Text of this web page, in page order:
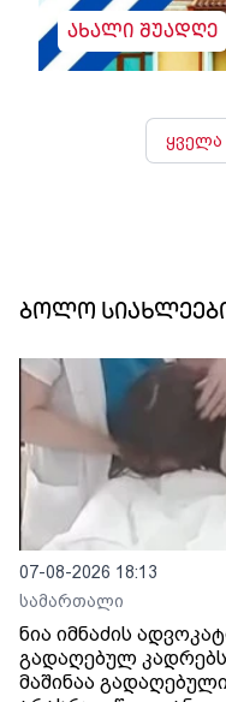
ახალი შუადღე
ყველა
ბოლო
07-08-2026 18:13
სამართალი
ნია იმნაძის
გადაღებულ
მაშინაა